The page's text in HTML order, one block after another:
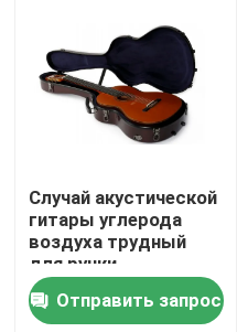
Дома
О Компании
Контакты
Случай акустической
гитары углерода
воздуха трудный
для ручки
перемещения
твердой
Отправить запрос